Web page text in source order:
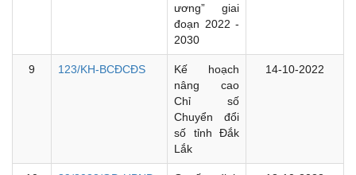
ương” giai
đoạn 2022 -
2030
9 123/KH-BCĐCĐS
Kế hoạch
nâng cao
Chỉ số
Chuyển đổi
số tỉnh Đắk
Lắk
14-10-2022